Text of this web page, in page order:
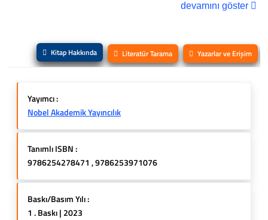
devamını göster
Kitap Hakkında Literatür Tarama Yazarlar ve Erişim
Yayımcı :
Nobel Akademik Yayıncılık
Tanımlı ISBN :
9786254278471 , 9786253971076
Baskı/Basım Yılı :
1 . Baskı | 2023